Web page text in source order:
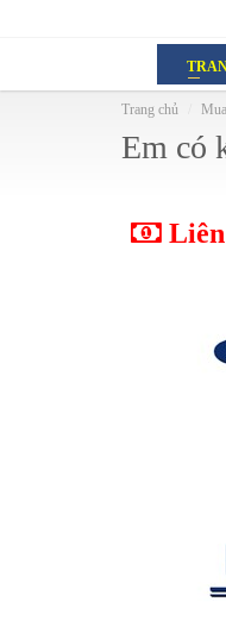
Trang chủ
Em có
Em